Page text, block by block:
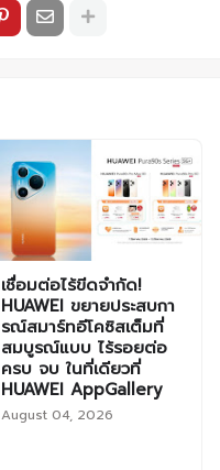
เชื่อมต่อไร้ขีดจำกัด!
HUAWEI ขยายประสบกา
รณ์สมาร์ทอีโคซิสเต็มที่
สมบูรณ์แบบ ไร้รอยต่อ
ครบ จบ ในที่เดียวที่
HUAWEI AppGallery
August 04, 2026